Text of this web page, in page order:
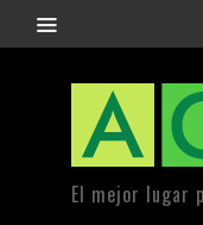
El mejor lugar